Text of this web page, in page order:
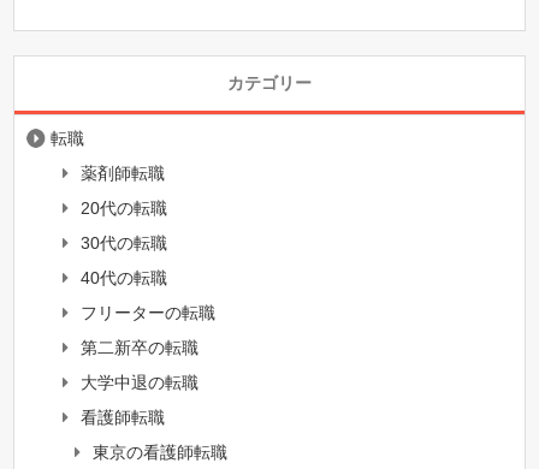
カテゴリー
転職
薬剤師転職
20代の転職
30代の転職
40代の転職
フリーターの転職
第二新卒の転職
大学中退の転職
看護師転職
東京の看護師転職